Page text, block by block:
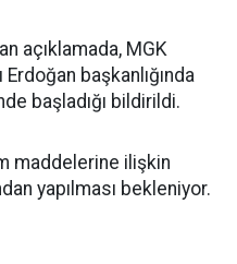
açıklamada, MGK
Erdoğan başkanlığında
başladığı bildirildi.
maddelerine ilişkin
yapılması bekleniyor.